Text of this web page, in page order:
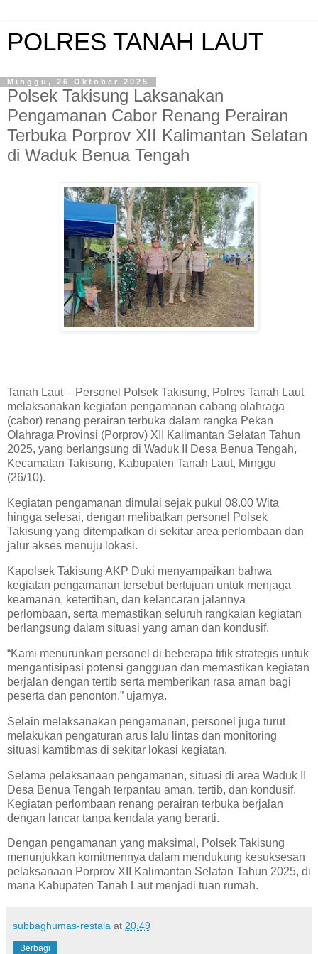
POLRES TANAH LAUT
Minggu, 26 Oktober 2025
Polsek Takisung Laksanakan
Pengamanan Cabor Renang Perairan
Terbuka Porprov XII Kalimantan Selatan
di Waduk Benua Tengah
Tanah Laut – Personel Polsek Takisung, Polres Tanah Laut
melaksanakan kegiatan pengamanan cabang olahraga
(cabor) renang perairan terbuka dalam rangka Pekan
Olahraga Provinsi (Porprov) XII Kalimantan Selatan Tahun
2025, yang berlangsung di Waduk II Desa Benua Tengah,
Kecamatan Takisung, Kabupaten Tanah Laut, Minggu
(26/10).
Kegiatan pengamanan dimulai sejak pukul 08.00 Wita
hingga selesai, dengan melibatkan personel Polsek
Takisung yang ditempatkan di sekitar area perlombaan dan
jalur akses menuju lokasi.
Kapolsek Takisung AKP Duki menyampaikan bahwa
kegiatan pengamanan tersebut bertujuan untuk menjaga
keamanan, ketertiban, dan kelancaran jalannya
perlombaan, serta memastikan seluruh rangkaian kegiatan
berlangsung dalam situasi yang aman dan kondusif.
“Kami menurunkan personel di beberapa titik strategis untuk
mengantisipasi potensi gangguan dan memastikan kegiatan
berjalan dengan tertib serta memberikan rasa aman bagi
peserta dan penonton,” ujarnya.
Selain melaksanakan pengamanan, personel juga turut
melakukan pengaturan arus lalu lintas dan monitoring
situasi kamtibmas di sekitar lokasi kegiatan.
Selama pelaksanaan pengamanan, situasi di area Waduk II
Desa Benua Tengah terpantau aman, tertib, dan kondusif.
Kegiatan perlombaan renang perairan terbuka berjalan
dengan lancar tanpa kendala yang berarti.
Dengan pengamanan yang maksimal, Polsek Takisung
menunjukkan komitmennya dalam mendukung kesuksesan
pelaksanaan Porprov XII Kalimantan Selatan Tahun 2025, di
mana Kabupaten Tanah Laut menjadi tuan rumah.
subbaghumas-restala at 20.49
Berbagi